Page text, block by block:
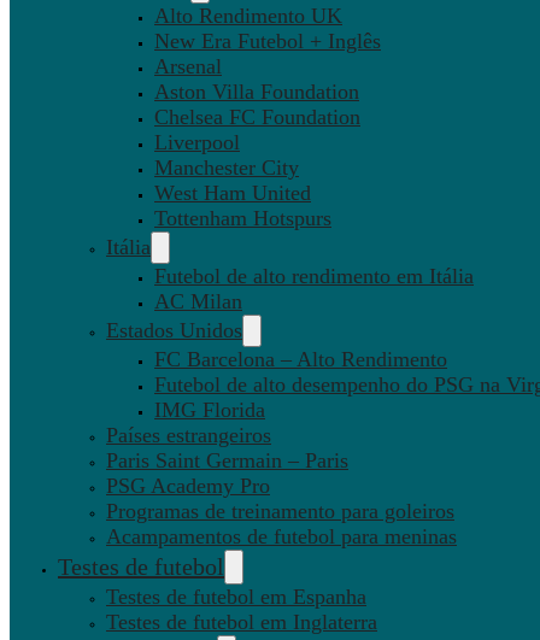
Alto Rendimento UK
New Era Futebol + Inglês
Arsenal
Aston Villa Foundation
Chelsea FC Foundation
Liverpool
Manchester City
West Ham United
Tottenham Hotspurs
Itália
Futebol de alto rendimento em Itália
AC Milan
Estados Unidos
FC Barcelona – Alto Rendimento
Futebol de alto desempenho do PSG na
IMG Florida
Países estrangeiros
Paris Saint Germain – Paris
PSG Academy Pro
Programas de treinamento para goleiros
Acampamentos de futebol para meninas
Testes de futebol
Testes de futebol em Espanha
Testes de futebol em Inglaterra